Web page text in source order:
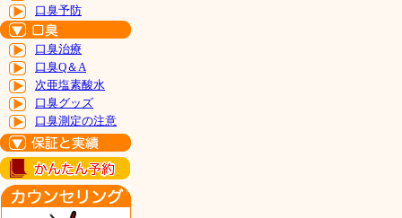
口臭予防
口臭治療
口臭Q＆A
次亜塩素酸水
口臭グッズ
口臭測定の注意